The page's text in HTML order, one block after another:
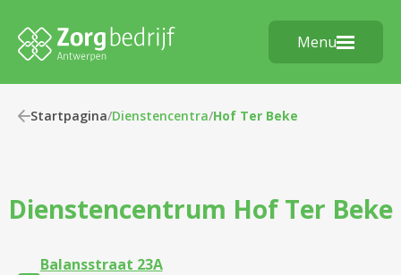
Menu
Startpagina/Dienstencentra/Hof Ter Beke
Dienstencentrum Hof Ter Beke
Balansstraat 23A